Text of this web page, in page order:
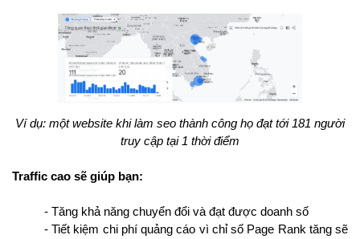
Ví dụ: một website khi làm seo thành công họ đạt tới 181 người
truy cập tại 1 thời điểm
Traffic cao sẽ giúp bạn:
- Tăng khả năng chuyển đổi và đạt được doanh số
- Tiết kiệm chi phí quảng cáo vì chỉ số Page Rank tăng sẽ